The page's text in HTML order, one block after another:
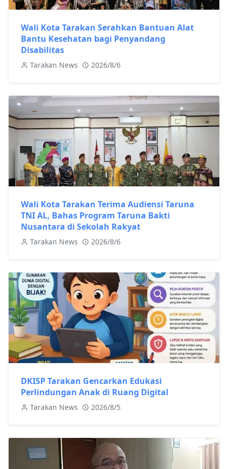
Wali Kota Tarakan Serahkan Bantuan Alat
Bantu Kesehatan bagi Penyandang
Disabilitas
Tarakan News 2026/8/6
Wali Kota Tarakan Terima Audiensi Taruna
TNI AL, Bahas Program Taruna Bakti
Nusantara di Sekolah Rakyat
Tarakan News 2026/8/6
DKISP Tarakan Gencarkan Edukasi
Perlindungan Anak di Ruang Digital
Tarakan News 2026/8/5